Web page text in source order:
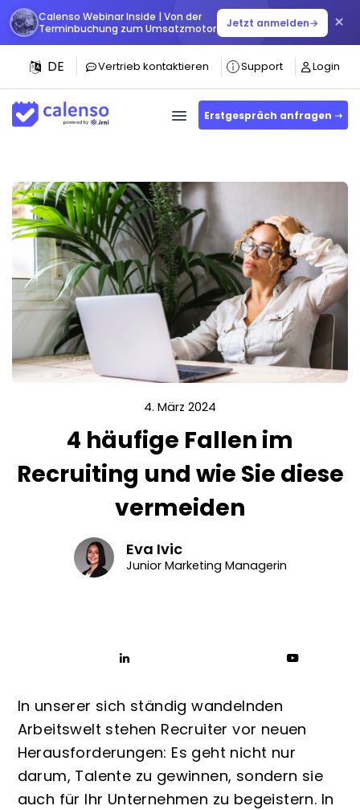
Calenso Webinar Inside | Von der
Terminbuchung zum Umsatzmotor
Jetzt anmelden→ ×
DE Vertrieb kontaktieren Support Login
Erstgespräch anfragen ➝
4. März 2024
4 häufige Fallen im
Recruiting und wie Sie diese
vermeiden
Eva Ivic
Junior Marketing Managerin
In unserer sich ständig wandelnden
Arbeitswelt stehen Recruiter vor neuen
Herausforderungen: Es geht nicht nur
darum, Talente zu gewinnen, sondern sie
auch für Ihr Unternehmen zu begeistern. In